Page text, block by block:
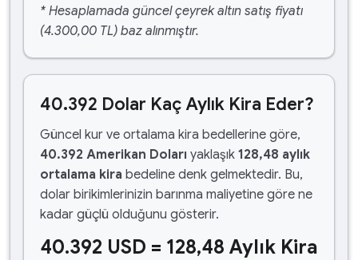
* Hesaplamada güncel çeyrek altın satış fiyatı
(4.300,00 TL) baz alınmıştır.
40.392 Dolar Kaç Aylık Kira Eder?
Güncel kur ve ortalama kira bedellerine göre,
40.392 Amerikan Doları yaklaşık 128,48 aylık
ortalama kira bedeline denk gelmektedir. Bu,
dolar birikimlerinizin barınma maliyetine göre ne
kadar güçlü olduğunu gösterir.
40.392 USD = 128,48 Aylık Kira